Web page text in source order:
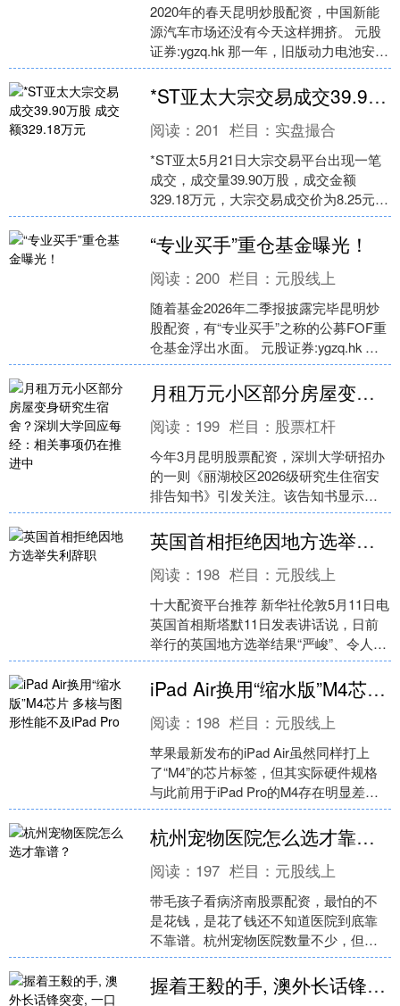
2020年的春天昆明炒股配资，中国新能
源汽车市场还没有今天这样拥挤。 元股
证券:ygzq.hk 那一年，旧版动力电池安全
国标发布，行业仍在围绕续航里程、补
贴退坡....
*ST亚太大宗交易成交39.90万股 成交额329.18万元
阅读：201 栏目： 实盘撮合
*ST亚太5月21日大宗交易平台出现一笔
成交，成交量39.90万股，成交金额
329.18万元，大宗交易成交价为8.25元。
该笔交易的买方营业部为光大证券股份
有限....
“专业买手”重仓基金曝光！
阅读：200 栏目： 元股线上
随着基金2026年二季报披露完毕昆明炒
股配资，有“专业买手”之称的公募FOF重
仓基金浮出水面。 元股证券:ygzq.hk 二
季度，债券型基金仍是FOF重仓类
型，....
月租万元小区部分房屋变身研究生宿舍？深圳大学回应每经：相关事项仍在推进中
阅读： 199 栏目： 股票杠杆
今年3月昆明股票配资，深圳大学研招办
的一则《丽湖校区2026级研究生住宿安
排告知书》引发关注。该告知书显示，
丽湖校区2026级全日制研究生将统一安
排在校外住宿，....
英国首相拒绝因地方选举失利辞职
阅读： 198 栏目： 元股线上
十大配资平台推荐 新华社伦敦5月11日电
英国首相斯塔默11日发表讲话说，日前
举行的英国地方选举结果“严峻”、令人痛
心济南股票配资，他愿承担责任，但不
会“一走了....
iPad Air换用“缩水版”M4芯片 多核与图形性能不及iPad Pro
阅读： 198 栏目： 元股线上
苹果最新发布的iPad Air虽然同样打上
了“M4”的芯片标签，但其实际硬件规格
与此前用于iPad Pro的M4存在明显差
异，多核与图形性能都有所下调。 在苹
果....
杭州宠物医院怎么选才靠谱？
阅读： 197 栏目： 元股线上
带毛孩子看病济南股票配资，最怕的不
是花钱，是花了钱还不知道医院到底靠
不靠谱。杭州宠物医院数量不少，但每
家擅长的领域、设备配置、医生水平差
异极大——同样是“骨科手....
握着王毅的手, 澳外长话锋突变, 一口一个承诺, 全是中方爱听的